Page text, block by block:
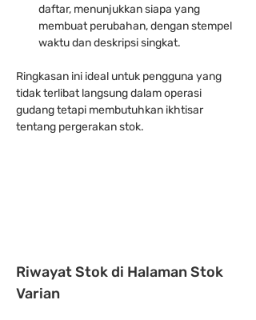
daftar, menunjukkan siapa yang
membuat perubahan, dengan stempel
waktu dan deskripsi singkat.
Ringkasan ini ideal untuk pengguna yang
tidak terlibat langsung dalam operasi
gudang tetapi membutuhkan ikhtisar
tentang pergerakan stok.
Riwayat Stok di Halaman Stok
Varian